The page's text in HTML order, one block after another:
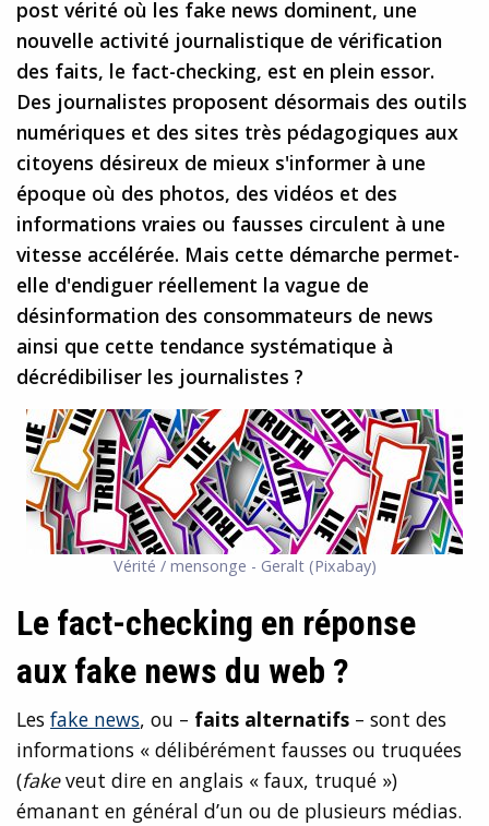
post vérité où les fake news dominent, une
nouvelle activité journalistique de vérification
des faits, le fact-checking, est en plein essor.
Des journalistes proposent désormais des outils
numériques et des sites très pédagogiques aux
citoyens désireux de mieux s'informer à une
époque où des photos, des vidéos et des
informations vraies ou fausses circulent à une
vitesse accélérée. Mais cette démarche permet-
elle d'endiguer réellement la vague de
désinformation des consommateurs de news
ainsi que cette tendance systématique à
décrédibiliser les journalistes ?
Vérité / mensonge - Geralt (Pixabay)
Le fact-checking en réponse
aux fake news du web ?
Les fake news, ou – faits alternatifs – sont des
informations « délibérément fausses ou truquées
(fakeveut dire en anglais « faux, truqué »)
émanant en général d’un ou de plusieurs médias.